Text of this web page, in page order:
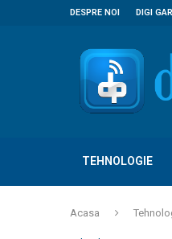
DESPRE NOI DIGI
TEHNOLOGIE
Acasa